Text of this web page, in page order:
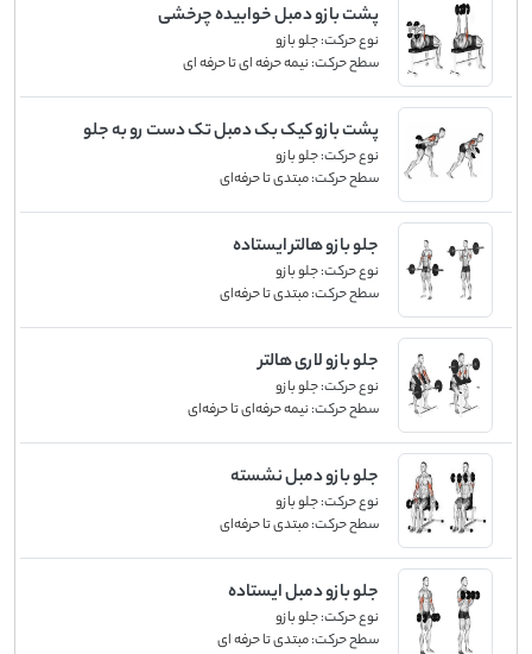
پشت بازو دمبل خوابیده چرخشی
نوع حرکت:جلو بازو
سطح حرکت:نیمه حرفه ای تا حرفه ای
پشت بازو کیک بک دمبل تک دست رو به جلو
نوع حرکت:جلو بازو
سطح حرکت:مبتدی تا حرفه‌ای
جلو بازو هالتر ایستاده
نوع حرکت:جلو بازو
سطح حرکت:مبتدی تا حرفه‌ای
جلو بازو لاری هالتر
نوع حرکت:جلو بازو
سطح حرکت:نیمه حرفه‌ای تا حرفه‌ای
جلو بازو دمبل نشسته
نوع حرکت:جلو بازو
سطح حرکت:مبتدی تا حرفه‌ای
جلو بازو دمبل ایستاده
نوع حرکت:جلو بازو
سطح حرکت:مبتدی تا حرفه ای